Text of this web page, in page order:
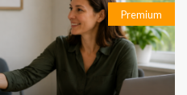
Premium